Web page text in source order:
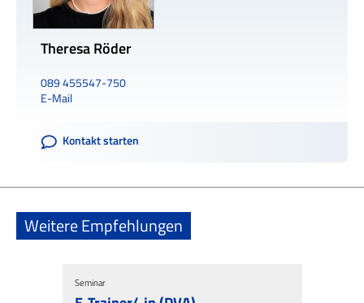
Theresa Röder
089 455547-750
E-Mail
Kontakt starten
Weitere Empfehlungen
Seminar